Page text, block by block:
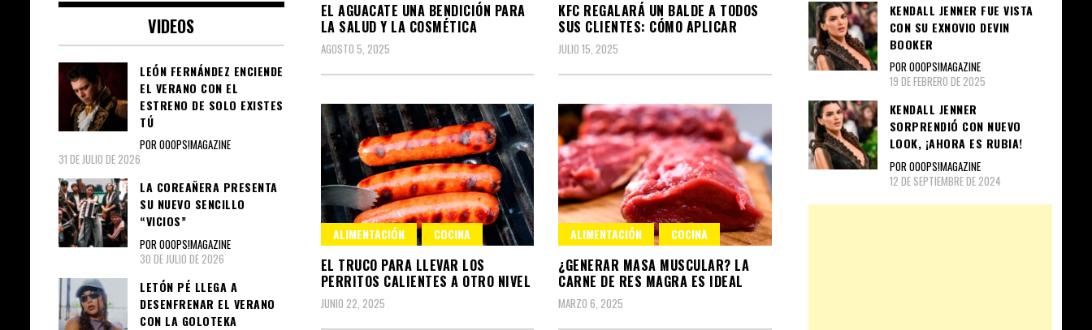
EL AGUACATE UNA BENDICIÓN PARA
LA SALUD Y LA COSMÉTICA
AGOSTO 5, 2025
KFC REGALARÁ UN BALDE A TODOS
SUS CLIENTES: CÓMO APLICAR
JULIO 15, 2025
ALIMENTACIÓN COCINA
EL TRUCO PARA LLEVAR LOS
PERRITOS CALIENTES A OTRO NIVEL
JUNIO 22, 2025
ALIMENTACIÓN COCINA
¿GENERAR MASA MUSCULAR? LA
CARNE DE RES MAGRA ES IDEAL
MARZO 6, 2025
VIDEOS
LEÓN FERNÁNDEZ ENCIENDE
EL VERANO CON EL
ESTRENO DE SOLO EXISTES
TÚ
POR OOOPS!MAGAZINE
31 DE JULIO DE 2026
LA COREAÑERA PRESENTA
SU NUEVO SENCILLO
“VICIOS”
POR OOOPS!MAGAZINE
30 DE JULIO DE 2026
LETÓN PÉ LLEGA A
DESENFRENAR EL VERANO
CON LA GOLOTEKA
KENDALL JENNER FUE VISTA
CON SU EXNOVIO DEVIN
BOOKER
POR OOOPS!MAGAZINE
19 DE FEBRERO DE 2025
KENDALL JENNER
SORPRENDIÓ CON NUEVO
LOOK, ¡AHORA ES RUBIA!
POR OOOPS!MAGAZINE
12 DE SEPTIEMBRE DE 2024